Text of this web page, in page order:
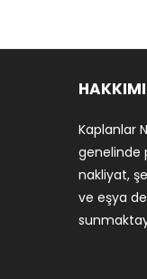
Kaplanlar
genelinde
nakliyat,
ve eşya